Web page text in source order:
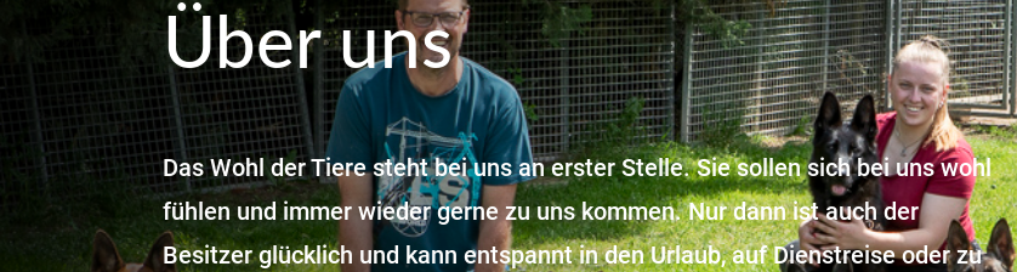
Über uns
Das Wohl der Tiere steht bei uns an erster Stelle. Sie sollen sich bei uns wohl
fühlen und immer wieder gerne zu uns kommen. Nur dann ist auch der
Besitzer glücklich und kann entspannt in den Urlaub, auf Dienstreise oder zu